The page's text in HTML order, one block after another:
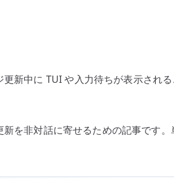
新中に TUI や入力待ちが表示され
を非対話に寄せるための記事です